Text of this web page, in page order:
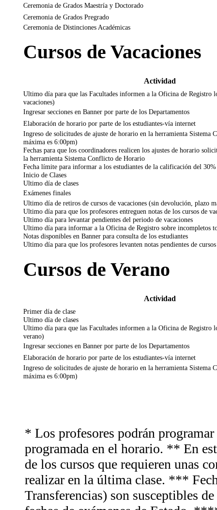
Ceremonia de Grados Maestría y Doctorado
Ceremonia de Grados Pregrado
Ceremonia de Distinciones Académicas
Cursos de Vacaciones
Actividad
Ultimo día para que las Facultades informen a la Oficina de Registro
vacaciones)
Ingresar secciones en Banner por parte de los Departamentos
Elaboración de horario por parte de los estudiantes-vía internet
Ingreso de solicitudes de ajuste de horario en la herramienta Sistema
máxima es 6:00pm)
Fechas para que los coordinadores realicen los ajustes de horario
la herramienta Sistema Conflicto de Horario
Fecha límite para informar a los estudiantes de la calificación del
Inicio de Clases
Ultimo día de clases
Exámenes finales
Ultimo día de retiros de cursos de vacaciones (sin devolución, plazo
Ultimo día para que los profesores entreguen notas de los cursos de
Ultimo día para levantar pendientes del periodo de vacaciones
Ultimo día para informar a la Oficina de Registro sobre incompletos
Notas disponibles en Banner para consulta de los estudiantes
Ultimo día para que los profesores levanten notas pendientes de cursos
Cursos de Verano
Actividad
Primer día de clase
Ultimo día de clases
Ultimo día para que las Facultades informen a la Oficina de Registro
verano)
Ingresar secciones en Banner por parte de los Departamentos
Elaboración de horario por parte de los estudiantes-vía internet
Ingreso de solicitudes de ajuste de horario en la herramienta Sistema
máxima es 6:00pm)
* Los profesores podrán
programada en el horario. ** En
de los cursos que requieren unas
realizar en la última clase. ***
Transferencias) son susceptibles